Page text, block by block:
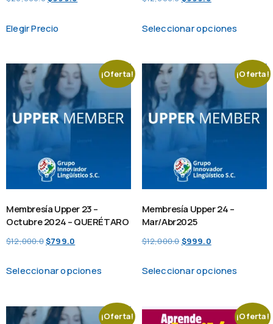
Elegir Precio Seleccionar opciones
¡Oferta!
Membresía Upper 23 –
Octubre 2024 – QUERÉTARO
$12,000.0$799.0
Seleccionar opciones
¡Oferta!
Membresía Upper 24 –
Mar/Abr2025
$12,000.0 $999.0
Seleccionar opciones
¡Oferta! ¡Oferta!